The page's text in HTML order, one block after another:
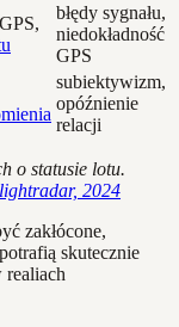
błędy sygnału,
niedokładność
GPS
subiektywizm,
opóźnienie
relacji
o statusie lotu.
2024
zakłócone,
skutecznie
realiach